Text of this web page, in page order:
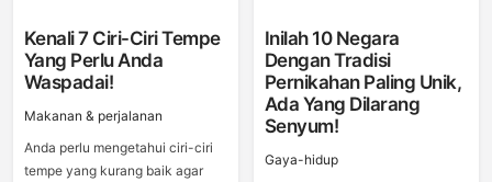
Kenali 7 Ciri-Ciri Tempe
Yang Perlu Anda
Waspadai!
Makanan & perjalanan
Anda perlu mengetahui ciri-ciri
tempe yang kurang baik agar
Inilah 10 Negara
Dengan Tradisi
Pernikahan Paling Unik,
Ada Yang Dilarang
Senyum!
Gaya-hidup